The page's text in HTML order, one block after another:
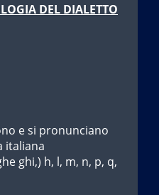
DEL DIALETTO
e si pronunciano
italiana
ghi,) h, l, m, n, p, q,